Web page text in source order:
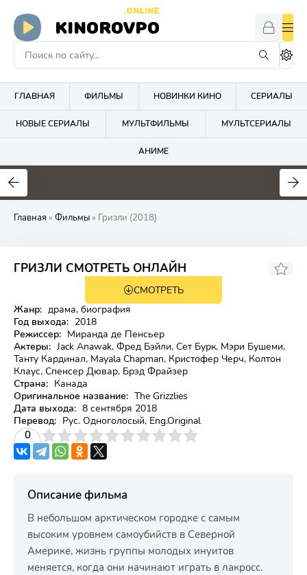
KINOROVPO
.ONLINE
ГЛАВНАЯ ФИЛЬМЫ НОВИНКИ КИНО СЕРИАЛЫ
НОВЫЕ СЕРИАЛЫ МУЛЬТФИЛЬМЫ МУЛЬТСЕРИАЛЫ
АНИМЕ
Главная » Фильмы» Гризли (2018)
ГРИЗЛИ СМОТРЕТЬ ОНЛАЙН
7.5
СМОТРЕТЬ
Жанр: драма, биография
Год выхода: 2018
Режиссер: Миранда де Пенсьер
Актеры: Jack Anawak, Фред Бэйли, Сет Бурк, Мэри Бушеми,
Танту Кардинал, Mayala Chapman, Кристофер Черч, Колтон
Клаус, Спенсер Дювар, Брэд Фрайзер
Страна: Канада
Оригинальное название: The Grizzlies
Дата выхода: 8 сентября 2018
Перевод: Рус. Одноголосый, Eng.Original
0
4 5 6 7 8 9 10
Описание фильма
В небольшом арктическом городке с самым
высоким уровнем самоубийств в Северной
Америке, жизнь группы молодых инуитов
меняется, когда они начинают играть в лакросс.